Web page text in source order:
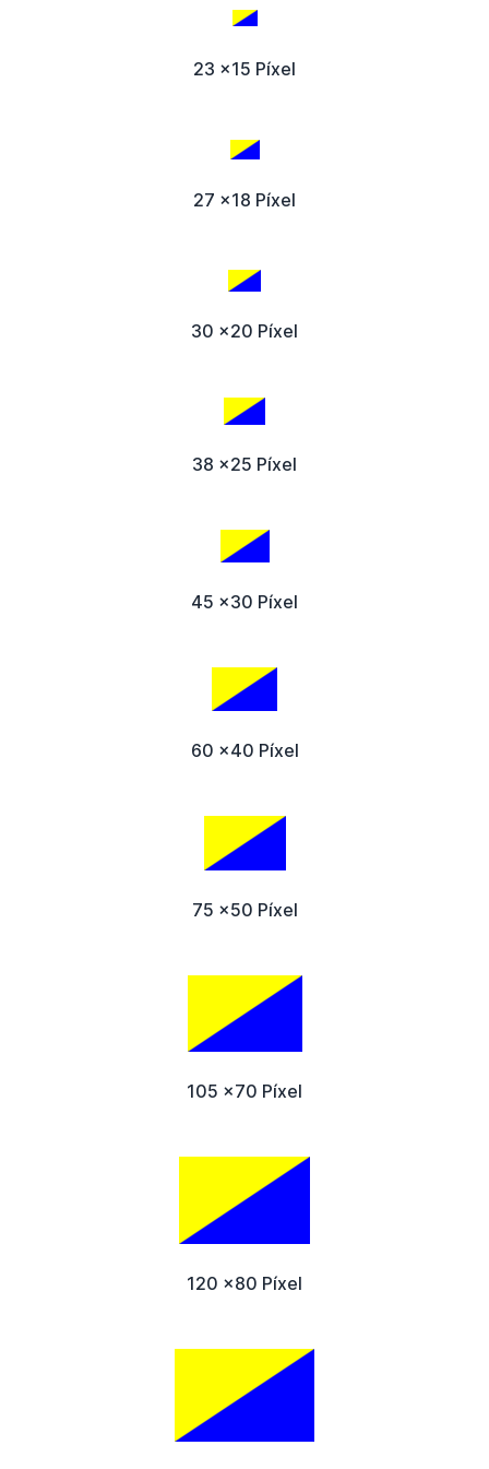
23 x15 Píxel
27 x18 Píxel
30 x20 Píxel
38 x25 Píxel
45 x30 Píxel
60 x40 Píxel
75 x50 Píxel
105 x70 Píxel
120 x80 Píxel